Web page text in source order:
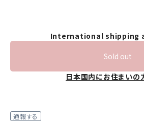
International shipping
Sold out
日本国内にお住まいの
通報する